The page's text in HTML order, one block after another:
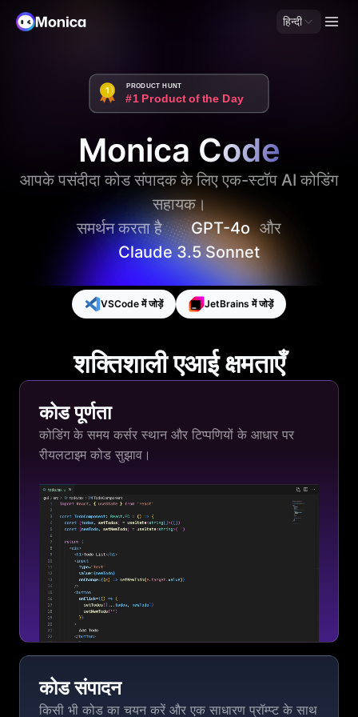
हिन्दी
PRODUCT HUNT
#1 Product of the Day
Monica Code
आपके पसंदीदा कोड संपादक के लिए एक-स्टॉप AI कोडिंग
सहायक।
समर्थन करता है
GPT-4o और
Claude 3.5 Sonnet
VSCode में जोड़ें JetBrains में जोड़ें
शक्तिशाली एआई क्षमताएँ
कोड पूर्णता
कोडिंग के समय कर्सर स्थान और टिप्पणियों के आधार पर
रीयलटाइम कोड सुझाव।
कोड संपादन
किसी भी कोड का चयन करें और एक साधारण प्रॉम्प्ट के साथ